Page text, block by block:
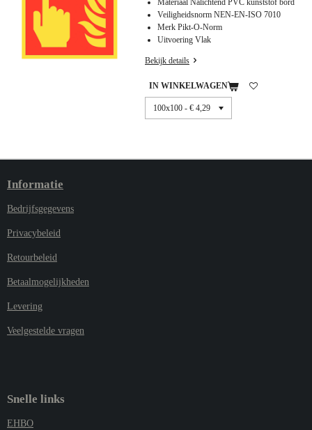
Veiligheidsnorm NEN-EN-ISO 7010
Merk Pikt-O-Norm
Uitvoering Vlak
Bekijk details
IN WINKELWAGEN
Informatie
Bedrijfsgegevens
Privacybeleid
Retourbeleid
Betaalmogelijkheden
Levering
Veelgestelde vragen
Snelle links
EHBO